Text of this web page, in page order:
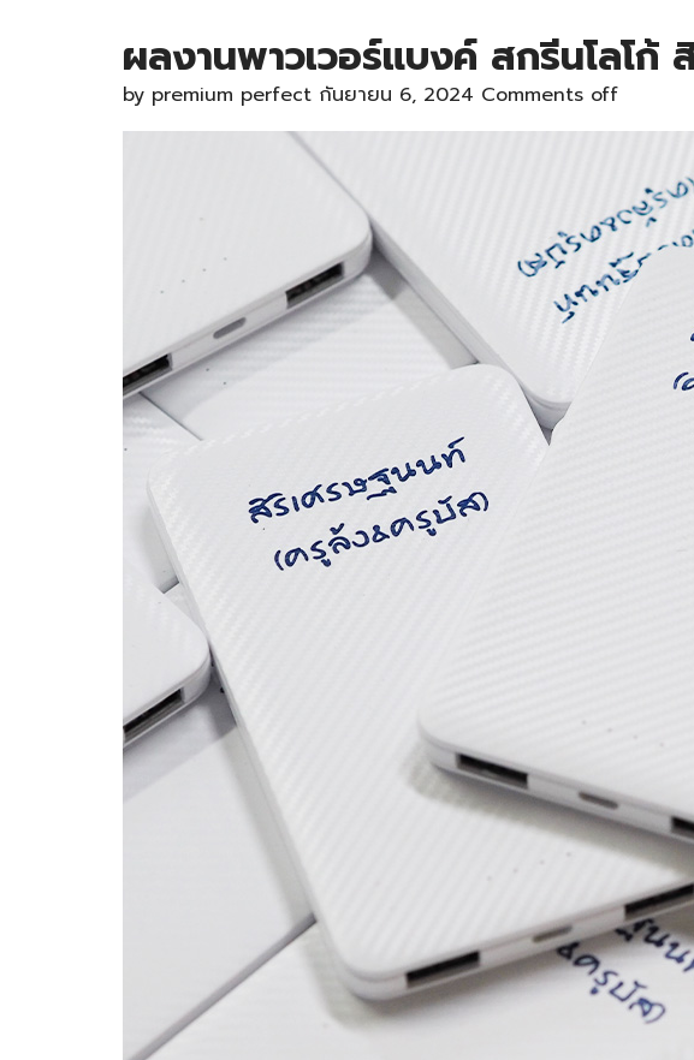
ผลงานพาวเวอร์แบงค์ สกรีนโลโ
by premium perfect กันยายน 6, 2024 Comments off